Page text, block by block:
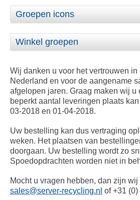
Groepen icons
Winkel groepen
Wij danken u voor het vertrouwen
Nederland en voor de aangename
afgelopen jaren. Graag maken wij u
beperkt aantal leveringen plaats
03-2018 en 01-04-2018.
Uw bestelling kan dus vertraging
weken. Het plaatsen van
doorgaan. Uw bestelling wordt zo
Spoedopdrachten worden niet in
Mocht u vragen hebben, dan zijn
sales@server-recycling.nl of +31